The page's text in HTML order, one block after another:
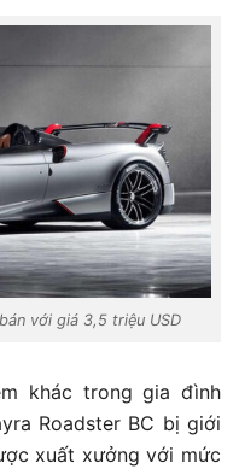
với giá 3,5 triệu USD
khác trong gia đình
Roadster BC bị giới
xuất xưởng với mức